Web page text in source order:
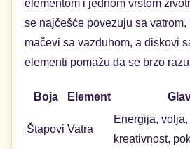
elementom i jednom vrstom
se najčešće povezuju sa vatrom,
mačevi sa vazduhom, a diskovi
elementi pomažu da se brzo
Boja Element
Štapovi Vatra
Energija,
kreativnost,